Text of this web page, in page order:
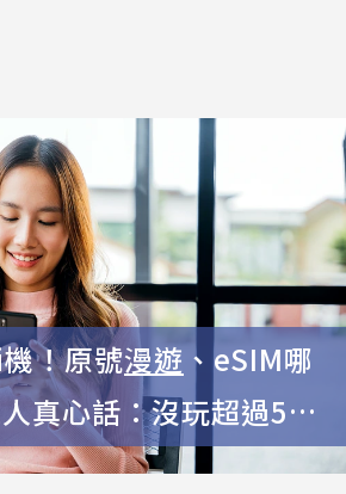
！原號漫遊 、eSIM哪
真心話：沒玩超過5天